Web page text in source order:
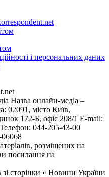
і персональних даних
Назва онлайн-медіа –
02091, місто Київ,
172-Б, офіс 208/1 E-mail:
Телефон: 044-205-43-00
06068
розміщених на
посилання на
зі сторінки « Новини України